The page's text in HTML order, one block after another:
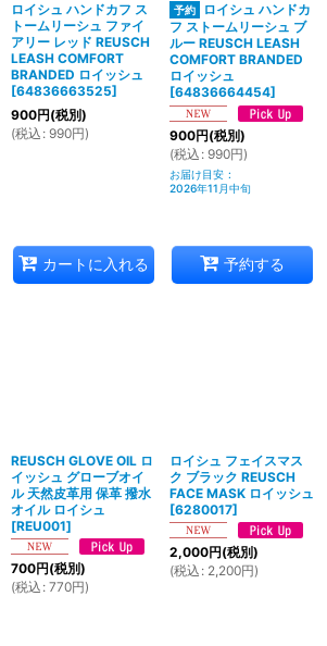
ロイシュ ハンドカフ ス
トームリーシュ ファイ
アリー レッド REUSCH
LEASH COMFORT
BRANDED ロイッシュ
[64836663525]
900円(税別)
(税込 : 990円)
カートに入れる
ロイシュ ハンドカ
フ ストームリーシュ ブ
ルー REUSCH LEASH
COMFORT BRANDED
ロイッシュ
[64836664454]
900円(税別)
(税込 : 990円)
お届け目安 :
2026年11月中旬
予約する
REUSCH GLOVE OIL ロ
イッシュ グローブオイ
ル 天然皮革用 保革 撥水
オイル ロイシュ
[REU001]
700円(税別)
(税込 : 770円)
ロイシュ フェイスマス
ク ブラック REUSCH
FACE MASK ロイッシュ
[6280017]
2,000円(税別)
(税込 : 2,200円)